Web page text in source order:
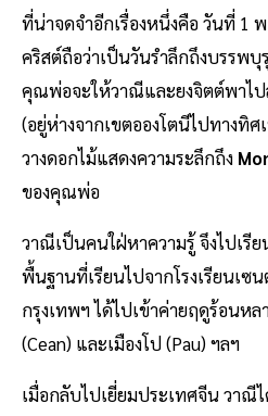
ที่น่าจดจำอีกเรื่องหนึ่งคือ วันที่ 1
คริสต์ถือว่าเป็นวันรำลึกถึงบรรพ
คุณพ่อจะให้วาณีและยงจิตต์พาไป
(อยู่ห่างจากเขตอองโตนีไปทางทิศ
วางดอกไม้แสดงความระลึกถึง
ของคุณพ่อ
วาณีเป็นคนใฝ่หาความรู้ จึงไปเรี
พื้นฐานที่เรียนไปจากโรงเรียนเซ
กรุงเทพฯ ได้ไปเข้าค่ายฤดูร้อนหล
(Cean) และเมืองโป (Pau) ฯลฯ
เมื่อกลับไปเยี่ยมประเทศจีน วาณี